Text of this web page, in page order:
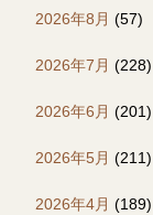
2026年8月 (57)
2026年7月 (228)
2026年6月 (201)
2026年5月 (211)
2026年4月 (189)